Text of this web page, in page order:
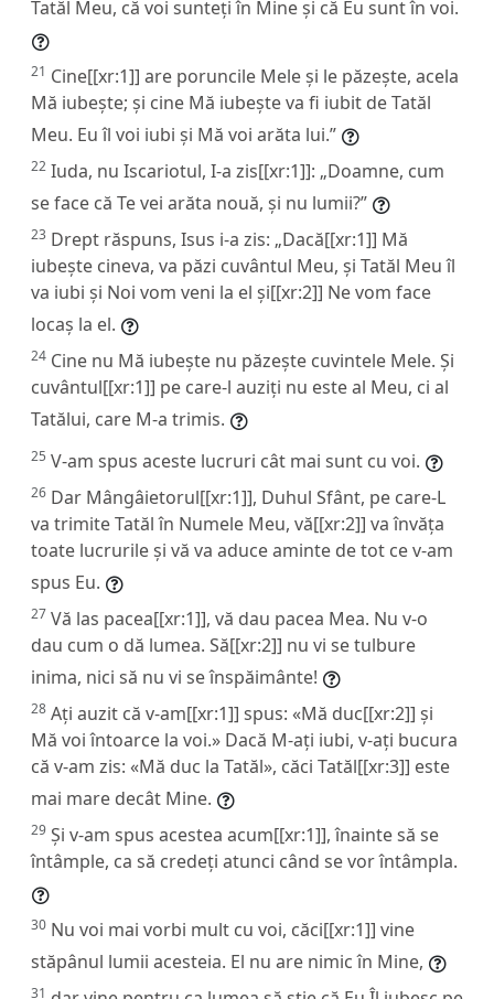
Tatăl Meu, că voi sunteți în Mine și că Eu sunt în voi.
21 Cine[[xr:1]] are poruncile Mele și le păzește, acela
Mă iubește; și cine Mă iubește va fi iubit de Tatăl
Meu. Eu îl voi iubi și Mă voi arăta lui.”
22 Iuda, nu Iscariotul, I-a zis[[xr:1]]: „Doamne, cum
se face că Te vei arăta nouă, și nu lumii?”
23 Drept răspuns, Isus i-a zis: „Dacă[[xr:1]] Mă
iubește cineva, va păzi cuvântul Meu, și Tatăl Meu îl
va iubi și Noi vom veni la el și[[xr:2]] Ne vom face
locaș la el.
24 Cine nu Mă iubește nu păzește cuvintele Mele. Și
cuvântul[[xr:1]] pe care-l auziți nu este al Meu, ci al
Tatălui, care M-a trimis.
25 V-am spus aceste lucruri cât mai sunt cu voi.
26 Dar Mângâietorul[[xr:1]], Duhul Sfânt, pe care-L
va trimite Tatăl în Numele Meu, vă[[xr:2]] va învăța
toate lucrurile și vă va aduce aminte de tot ce v-am
spus Eu.
27 Vă las pacea[[xr:1]], vă dau pacea Mea. Nu v-o
dau cum o dă lumea. Să[[xr:2]] nu vi se tulbure
inima, nici să nu vi se înspăimânte!
28 Ați auzit că v-am[[xr:1]] spus: «Mă duc[[xr:2]] și
Mă voi întoarce la voi.» Dacă M-ați iubi, v-ați bucura
că v-am zis: «Mă duc la Tatăl», căci Tatăl[[xr:3]] este
mai mare decât Mine.
29 Și v-am spus acestea acum[[xr:1]], înainte să se
întâmple, ca să credeți atunci când se vor întâmpla.
30 Nu voi mai vorbi mult cu voi, căci[[xr:1]] vine
stăpânul lumii acesteia. El nu are nimic în Mine,
31